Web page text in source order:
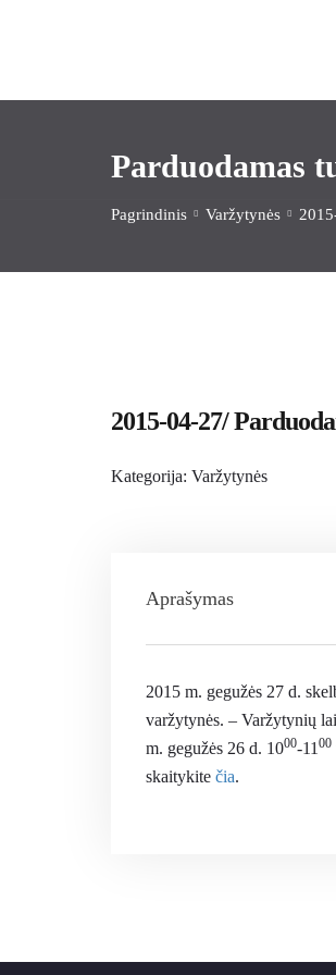
Parduodamas
Pagrindinis Varžytynės
2015-04-27/
Kategorija: Varžytynės
Aprašymas
2015 m. gegužės 27 d.
varžytynės. – Varžytynių
m. gegužės 26 d. 1000-11 00
skaitykite čia.